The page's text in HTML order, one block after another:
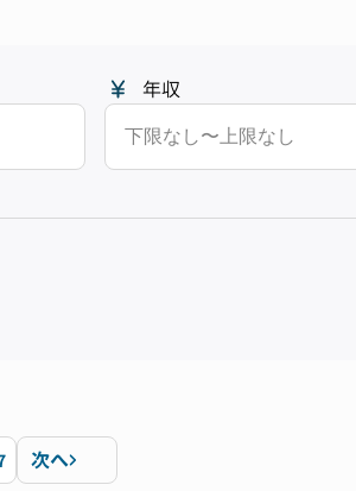
年収
下限なし〜上限なし
次へ